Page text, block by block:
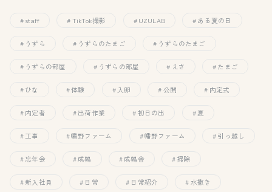
staff TikTok撮影 UZULAB ある夏の日
うずら うずらのたまご うずらのたまご
うずらの部屋 うずらの部屋 えさ たまご
ひな 体験 入卵 公開 内定式
内定者 出荷作業 初日の出 夏
工事 幡野ファーム 幡野ファーム 引っ越し
忘年会 成鶉 成鶉舎 掃除
新入社員 日常 日常紹介 水撒き